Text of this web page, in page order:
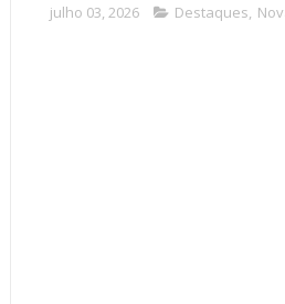
julho 03, 2026 Destaques,